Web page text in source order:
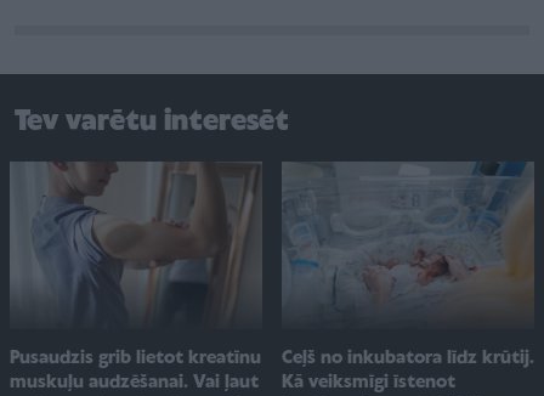
Tev varētu interesēt
Pusaudzis grib lietot kreatīnu
muskuļu audzēšanai. Vai ļaut
Ceļš no inkubatora līdz krūtij.
Kā veiksmīgi īstenot